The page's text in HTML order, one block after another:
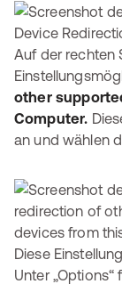
Auf der rechten
other
Computer.
an und wählen
Diese
Unter